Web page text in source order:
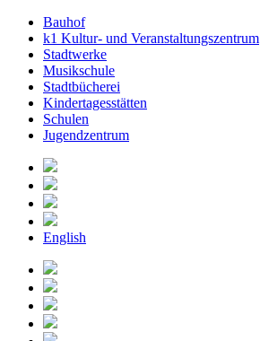
Bauhof
k1 Kultur- und Veranstaltungszentrum
Stadtwerke
Musikschule
Stadtbücherei
Kindertagesstätten
Schulen
Jugendzentrum
English